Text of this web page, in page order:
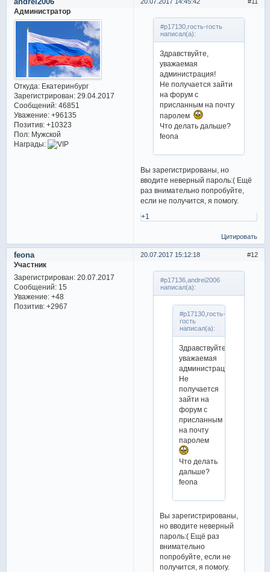
Администратор
Откуда:Екатеринбург
Зарегистрирован: 29.04.2017
Сообщений:46851
Уважение: +96135
Позитив: +10323
Пол:Мужской
Награды:
#p17130,гость-гость
написал(а):
Здравствуйте,
уважаемая
администрация!
Не получается зайти
на форум с
присланным на почту
паролем
Что делать дальше?
feona
Вы зарегистрированы, но
вводите неверный пароль:( Ещё
раз внимательно попробуйте,
если не получится, я помогу.
+1
Цитировать
12
20.07.2017 15:12:18
feona
Участник
Зарегистрирован: 20.07.2017
Сообщений:15
Уважение: +48
Позитив: +2967
#p17136,andrei2006
написал(а):
#p17130,гость-
гость
написал(а):
Здравствуйте,
уважаемая
администрация!
Не
получается
зайти на
форум с
присланным
на почту
паролем
Что делать
дальше?
feona
Вы зарегистрированы,
но вводите неверный
пароль:( Ещё раз
внимательно
попробуйте, если не
получится, я помогу.